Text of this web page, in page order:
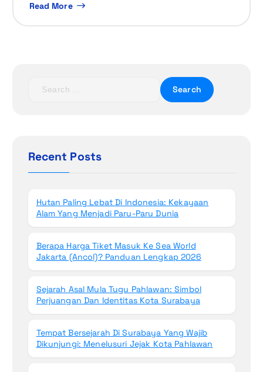
Read More
h
fRecent Posts
Hutan Paling Lebat Di Indonesia: Kekayaan
Alam Yang Menjadi Paru-Paru Dunia
Berapa Harga Tiket Masuk Ke Sea World
Jakarta (Ancol)? Panduan Lengkap 2026
Sejarah Asal Mula Tugu Pahlawan: Simbol
Perjuangan Dan Identitas Kota Surabaya
Tempat Bersejarah Di Surabaya Yang Wajib
Dikunjungi: Menelusuri Jejak Kota Pahlawan